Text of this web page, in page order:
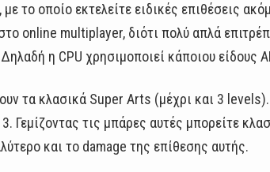
το οποίο εκτελείτε ειδικές επιθέσεις
online multiplayer, διότι πολύ απλά
η CPU χρησιμοποιεί κάποιου είδους
τα κλασικά Super Arts (μέχρι και 3
Γεμίζοντας τις μπάρες αυτές μπορείτε
και το damage της επίθεσης αυτής.